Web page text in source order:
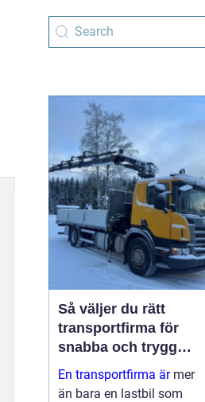
Så väljer du rätt
transportfirma för
snabba och trygga
leveranser
En transportfirma ärmer
än bara en lastbil som